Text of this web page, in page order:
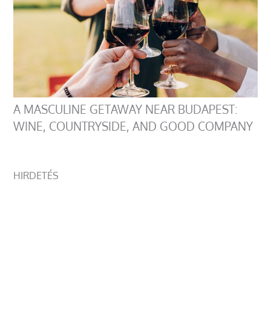
A MASCULINE GETAWAY NEAR BUDAPEST:
WINE, COUNTRYSIDE, AND GOOD COMPANY
HIRDETÉS